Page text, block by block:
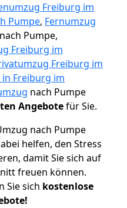
Freiburg im
Pumpe, Fernumzug
Pumpe,
Freiburg im
Freiburg im
Freiburg im
nach Pumpe
Angebotefür Sie.
nach Pumpe
helfen, den Stress
damit Sie sich auf
freuen können.
Sie sich kostenlose